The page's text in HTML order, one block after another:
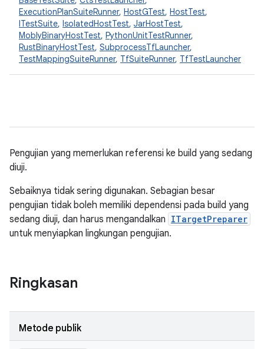
ExecutionPlanSuiteRunner, HostGTest, HostTest,
ITestSuite, IsolatedHostTest, JarHostTest,
MoblyBinaryHostTest, PythonUnitTestRunner,
RustBinaryHostTest, SubprocessTfLauncher,
TestMappingSuiteRunner, TfSuiteRunner, TfTestLauncher
Pengujian yang memerlukan referensi ke build yang sedang
diuji.
Sebaiknya tidak sering digunakan. Sebagian besar
pengujian tidak boleh memiliki dependensi pada build yang
sedang diuji, dan harus mengandalkan ITargetPreparer
untuk menyiapkan lingkungan pengujian.
Ringkasan
Metode publik